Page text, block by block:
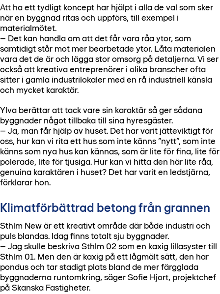
Att ha ett tydligt koncept har hjälpt i alla de val som sker
när en byggnad ritas och uppförs, till exempel i
materialmötet.
– Det kan handla om att det får vara råa ytor, som
samtidigt står mot mer bearbetade ytor. Låta materialen
vara det de är och lägga stor omsorg på detaljerna. Vi ser
också att kreativa entreprenörer i olika branscher ofta
sitter i gamla industrilokaler med en rå industriell känsla
och mycket karaktär.
Ylva berättar att tack vare sin karaktär så ger sådana
byggnader något tillbaka till sina hyresgäster.
– Ja, man får hjälp av huset. Det har varit jätteviktigt för
oss, hur kan vi rita ett hus som inte känns ”nytt”, som inte
känns som nya hus kan kännas, som är lite för fina, lite för
polerade, lite för tjusiga. Hur kan vi hitta den här lite råa,
genuina karaktären i huset? Det har varit en ledstjärna,
förklarar hon.
Klimatförbättrad betong från grannen
Sthlm New är ett kreativt område där både industri och
puls blandas. Idag finns totalt sju byggnader.
– Jag skulle beskriva Sthlm 02 som en kaxig lillasyster till
Sthlm 01. Men den är kaxig på ett lågmält sätt, den har
pondus och tar stadigt plats bland de mer färgglada
byggnaderna runtomkring, säger Sofie Hjort, projektchef
på Skanska Fastigheter.